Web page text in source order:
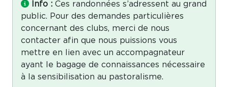
Info : Ces randonnées s’adressent au grand
public. Pour des demandes particulières
concernant des clubs, merci de nous
contacter afin que nous puissions vous
mettre en lien avec un accompagnateur
ayant le bagage de connaissances nécessaire
à la sensibilisation au pastoralisme.